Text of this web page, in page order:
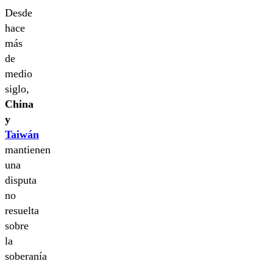
Desde
hace
más
de
medio
siglo,
China
y
Taiwán
mantienen
una
disputa
no
resuelta
sobre
la
soberanía